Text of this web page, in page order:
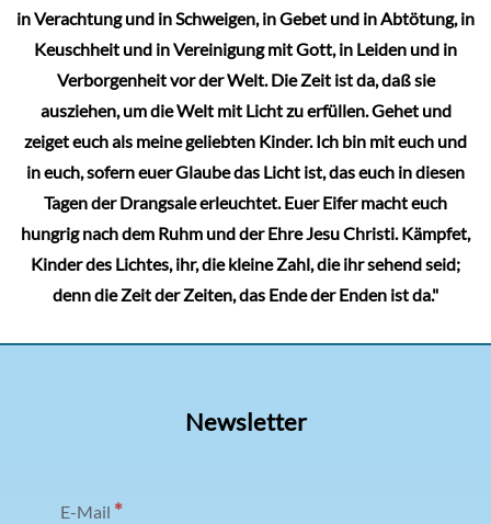
in Verachtung und in Schweigen, in Gebet und in Abtötung, in
Keuschheit und in Vereinigung mit Gott, in Leiden und in
Verborgenheit vor der Welt. Die Zeit ist da, daß sie
ausziehen, um die Welt mit Licht zu erfüllen. Gehet und
zeiget euch als meine geliebten Kinder. Ich bin mit euch und
in euch, sofern euer Glaube das Licht ist, das euch in diesen
Tagen der Drangsale erleuchtet. Euer Eifer macht euch
hungrig nach dem Ruhm und der Ehre Jesu Christi. Kämpfet,
Kinder des Lichtes, ihr, die kleine Zahl, die ihr sehend seid;
denn die Zeit der Zeiten, das Ende der Enden ist da."
Newsletter
E-Mail *